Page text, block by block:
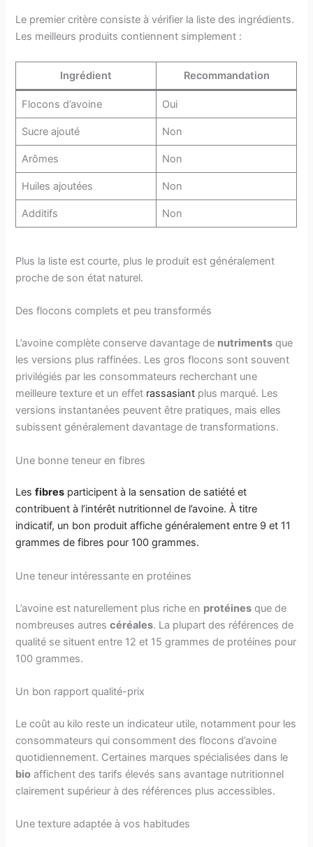
Le premier critère consiste à vérifier la liste des ingrédients.
Les meilleurs produits contiennent simplement :
Ingrédient Recommandation
Flocons d’avoine Oui
Sucre ajouté Non
Arômes Non
Huiles ajoutées Non
Additifs Non
Plus la liste est courte, plus le produit est généralement
proche de son état naturel.
Des flocons complets et peu transformés
L’avoine complète conserve davantage de nutriments que
les versions plus raffinées. Les gros flocons sont souvent
privilégiés par les consommateurs recherchant une
meilleure texture et un effet rassasiant plus marqué. Les
versions instantanées peuvent être pratiques, mais elles
subissent généralement davantage de transformations.
Une bonne teneur en fibres
Lesfibres participent à la sensation de satiété et
contribuent à l’intérêt nutritionnel de l’avoine. À titre
indicatif, un bon produit affiche généralement entre 9 et 11
grammes de fibres pour 100 grammes.
Une teneur intéressante en protéines
L’avoine est naturellement plus riche en protéines que de
nombreuses autrescéréales. La plupart des références de
qualité se situent entre 12 et 15 grammes de protéines pour
100 grammes.
Un bon rapport qualité-prix
Le coût au kilo reste un indicateur utile, notamment pour les
consommateurs qui consomment des flocons d’avoine
quotidiennement. Certaines marques spécialisées dans le
bio affichent des tarifs élevés sans avantage nutritionnel
clairement supérieur à des références plus accessibles.
Une texture adaptée à vos habitudes